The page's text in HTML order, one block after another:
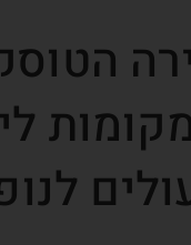
מקומות